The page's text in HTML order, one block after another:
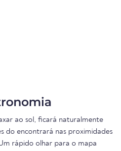
ao sol, ficará naturalmente
do encontrará nas proximidades
rápido olhar para o mapa